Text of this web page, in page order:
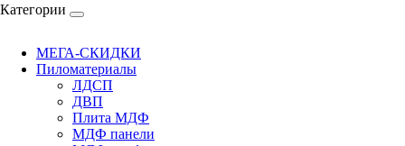
Категории
МЕГА-СКИДКИ
Пиломатериалы
ЛДСП
ДВП
Плита МДФ
МДФ панели